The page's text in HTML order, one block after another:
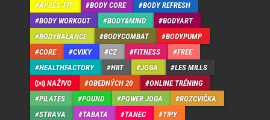
APRÉS-FIT BODY CORE
BODY REFRESH
BODY WORKOUT
BODY&MIND
BODYART
BODYBALANCE
BODYCOMBAT
BODYPUMP
CORE
CVIKY CZ FITNESS
FREE
HEALTHFACTORY
HIIT JOGA
LES MILLS
NAŽIVO
OBEDNÝCH 20
ONLINE TRÉNING
PILATES
POUND POWER JOGA
ROZCVIČKA
STRAVA
TABATA TANEC
TIPY